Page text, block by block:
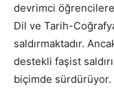
devrimci
Dil ve Tarih-
saldırmaktadır.
destekli faşist
biçimde sürdürüyor.